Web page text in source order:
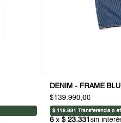
DENIM - FRAME
$139.990,00